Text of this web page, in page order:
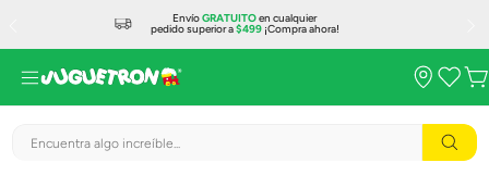
EnvíoGRATUITOen cualquier
pedido superior a$499¡Compra ahora!
Encuentra algo increíble...